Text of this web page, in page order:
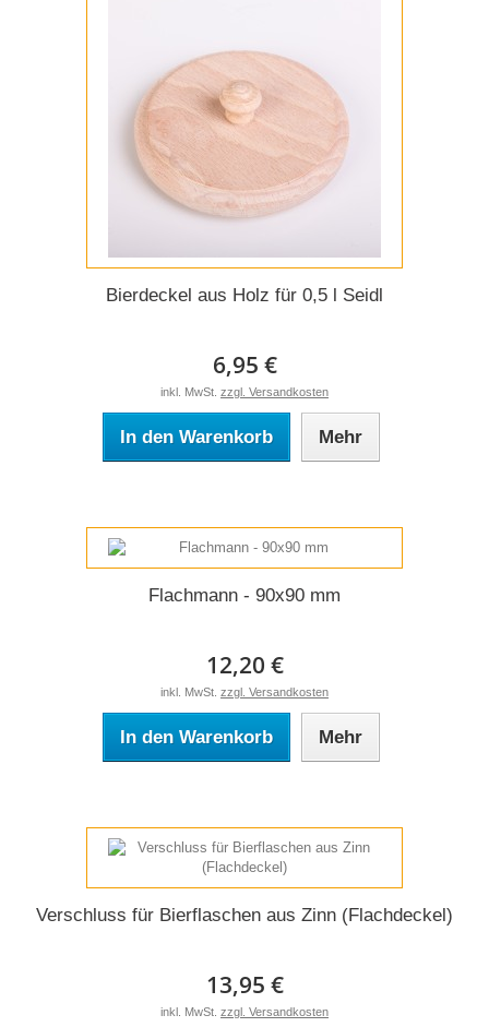
Bierdeckel aus Holz für 0,5 l Seidl
6,95 €
inkl. MwSt. zzgl. Versandkosten
In den Warenkorb Mehr
Flachmann - 90x90 mm
12,20 €
inkl. MwSt. zzgl. Versandkosten
In den Warenkorb Mehr
Verschluss für Bierflaschen aus Zinn (Flachdeckel)
13,95 €
inkl. MwSt. zzgl. Versandkosten